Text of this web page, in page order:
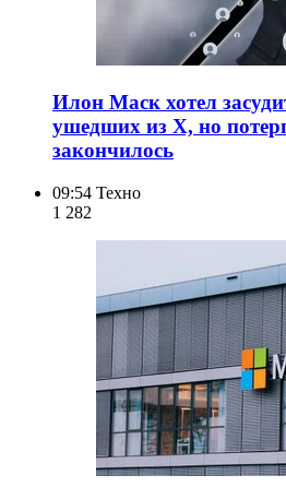
Илон Маск хотел
ушедших из X, но
закончилось
09:54 Техно
1 282